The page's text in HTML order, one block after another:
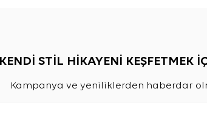
KENDİ STİL HİKAYENİ KEŞFETMEK
Kampanya ve yeniliklerden haberdar